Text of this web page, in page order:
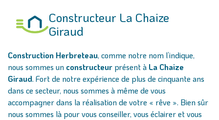
Constructeur La Chaize
Giraud
Construction Herbreteau, comme notre nom l’indique,
nous sommes un constructeur présent à La Chaize
Giraud. Fort de notre expérience de plus de cinquante ans
dans ce secteur, nous sommes à même de vous
accompagner dans la réalisation de votre « rêve ». Bien sûr
nous sommes là pour vous conseiller, vous éclairer et vous